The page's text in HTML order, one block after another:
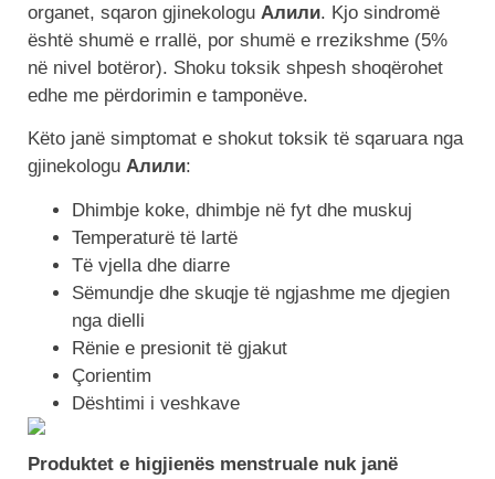
organet, sqaron gjinekologu Алили. Kjo sindromë
është shumë e rrallë, por shumë e rrezikshme (5%
në nivel botëror). Shoku toksik shpesh shoqërohet
edhe me përdorimin e tamponëve.
Këto janë simptomat e shokut toksik të sqaruara nga
gjinekologu Алили:
Dhimbje koke, dhimbje në fyt dhe muskuj
Temperaturë të lartë
Të vjella dhe diarre
Sëmundje dhe skuqje të ngjashme me djegien
nga dielli
Rënie e presionit të gjakut
Çorientim
Dështimi i veshkave
Produktet e higjienës menstruale nuk janë